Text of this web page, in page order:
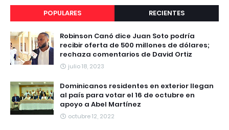
POPULARES RECIENTES
Robinson Canó dice Juan Soto podría
recibir oferta de 500 millones de dólares;
rechaza comentarios de David Ortiz
julio 18, 2023
Dominicanos residentes en exterior llegan
al país para votar el 16 de octubre en
apoyo a Abel Martínez
octubre 12, 2022